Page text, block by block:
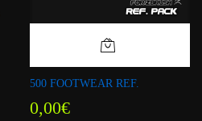
500 FOOTWEAR REF.
0,00€